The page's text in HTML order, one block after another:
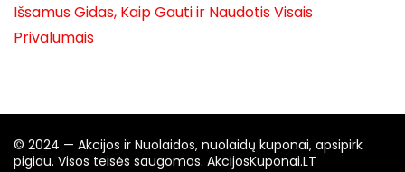
Išsamus Gidas, Kaip Gauti ir Naudotis Visais
Privalumais
© 2024 — Akcijos ir Nuolaidos, nuolaidų kuponai, apsipirk
pigiau. Visos teisės saugomos. AkcijosKuponai.LT